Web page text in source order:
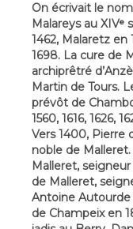
On écrivait le
Malareys au XIVᵉ
1462, Malaretz en
1698. La cure de
archiprêtré
Martin de Tours.
prévôt de
1560, 1616, 1626,
Vers 1400, Pierre
noble de
Malleret,
de Malleret,
Antoine
de Champeix en